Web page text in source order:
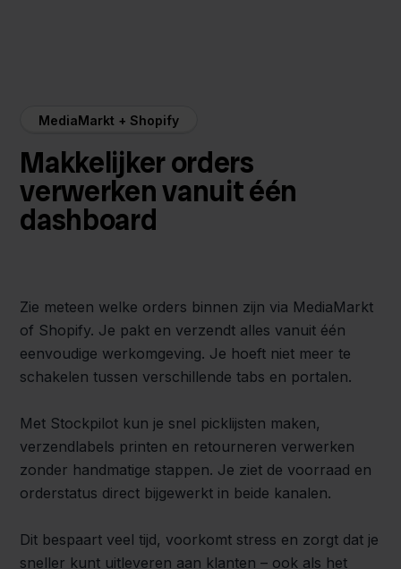
MediaMarkt + Shopify
Makkelijker orders
verwerken vanuit één
dashboard
Zie meteen welke orders binnen zijn via MediaMarkt
of Shopify. Je pakt en verzendt alles vanuit één
eenvoudige werkomgeving. Je hoeft niet meer te
schakelen tussen verschillende tabs en portalen.
Met Stockpilot kun je snel picklijsten maken,
verzendlabels printen en retourneren verwerken
zonder handmatige stappen. Je ziet de voorraad en
orderstatus direct bijgewerkt in beide kanalen.
Dit bespaart veel tijd, voorkomt stress en zorgt dat je
sneller kunt uitleveren aan klanten – ook als het